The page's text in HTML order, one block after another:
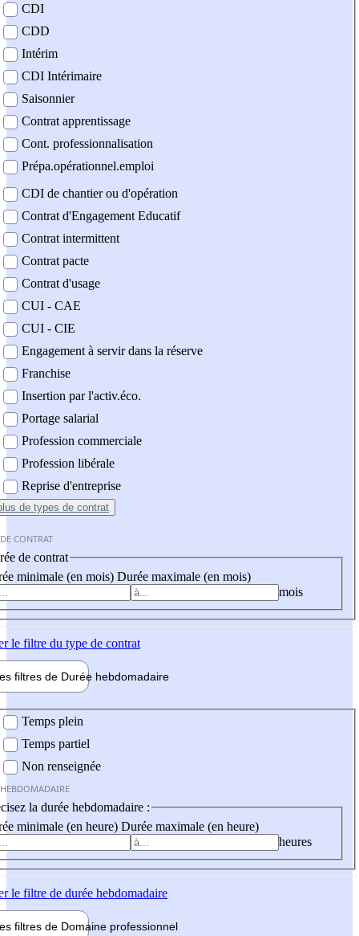
contrat
CDI
CDD
Intérim
CDI Intérimaire
Saisonnier
Contrat apprentissage
Cont. professionnalisation
Prépa.opérationnel.emploi
CDI de chantier ou d'opération
Contrat d'Engagement Educatif
Contrat intermittent
Contrat pacte
Contrat d'usage
CUI - CAE
CUI - CIE
Engagement à servir dans la réserve
Franchise
Insertion par l'activ.éco.
Portage salarial
Profession commerciale
Profession libérale
Reprise d'entreprise
de types de contrat
CONTRAT
de contrat
minimale (en mois) Durée maximale (en mois)
mois
le filtre du type de contrat
filtres de Durée hebdomadaire
Temps plein
Temps partiel
Non renseignée
la durée hebdomadaire :
minimale (en heure) Durée maximale (en heure)
heures
le filtre de durée hebdomadaire
filtres de Domaine professionnel